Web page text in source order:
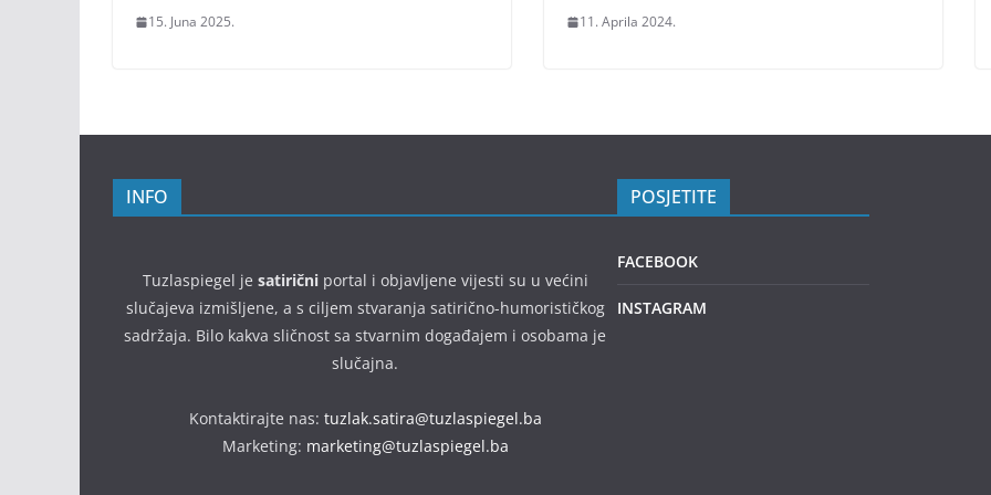
15. Juna 2025. 11. Aprila 2024.
INFO
Tuzlaspiegel je satiričniportal i objavljene vijesti su u većini
slučajeva izmišljene, a s ciljem stvaranja satirično-humorističkog
sadržaja. Bilo kakva sličnost sa stvarnim događajem i osobama je
slučajna.
Kontaktirajte nas: tuzlak.satira@tuzlaspiegel.ba
Marketing: marketing@tuzlaspiegel.ba
POSJETITE
FACEBOOK
INSTAGRAM